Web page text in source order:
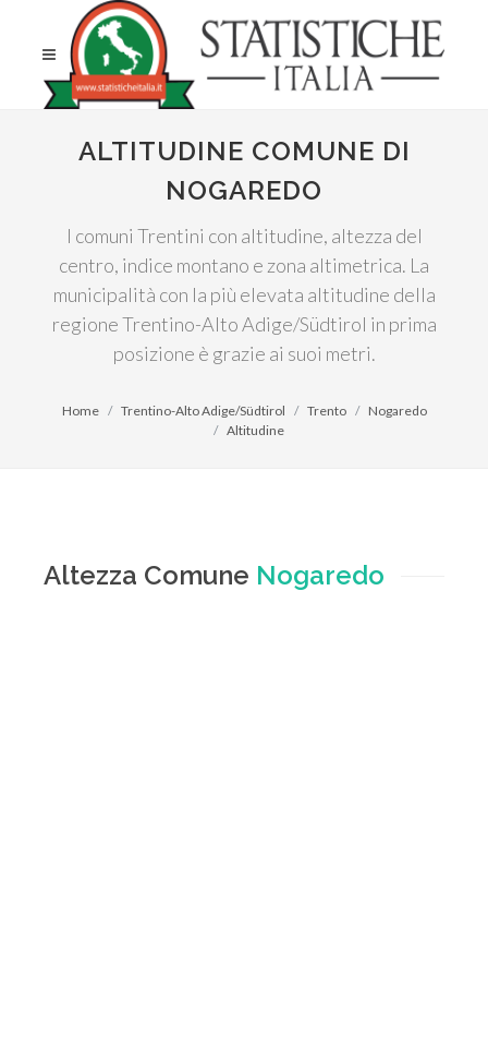
ALTITUDINE COMUNE DI
NOGAREDO
I comuni Trentini con altitudine, altezza del
centro, indice montano e zona altimetrica. La
municipalità con la più elevata altitudine della
regione Trentino-Alto Adige/Südtirol in prima
posizione è grazie ai suoi metri.
Home Trentino-Alto Adige/Südtirol Trento
Nogaredo
Altitudine
Altezza Comune Nogaredo